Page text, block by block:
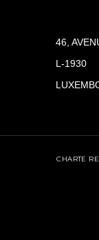
46,
L-1930
CHARTE